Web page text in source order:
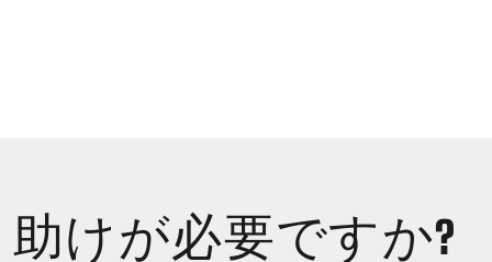
助けが必要ですか?